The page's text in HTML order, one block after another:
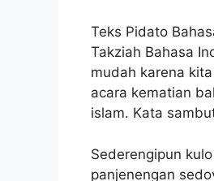
Teks Pidato
Takziah Bahasa
mudah karena
acara kematian
islam. Kata
Sederengipun
panjenengan